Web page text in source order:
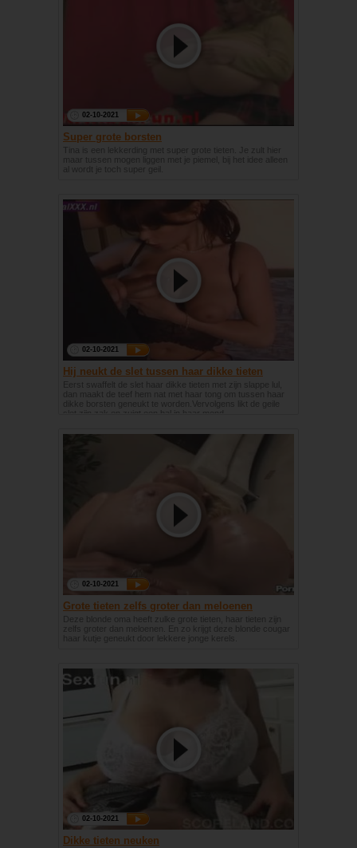
02-10-2021
Super grote borsten
Tina is een lekkerding met super grote tieten. Je zult hier
maar tussen mogen liggen met je piemel, bij het idee alleen
al wordt je toch super geil.
02-10-2021
Hij neukt de slet tussen haar dikke tieten
Eerst swaffelt de slet haar dikke tieten met zijn slappe lul,
dan maakt de teef hem nat met haar tong om tussen haar
02-10-2021
Grote tieten zelfs groter dan meloenen
Deze blonde oma heeft zulke grote tieten, haar tieten zijn
zelfs groter dan meloenen. En zo krijgt deze blonde cougar
haar kutje geneukt door lekkere jonge kerels.
02-10-2021
Dikke tieten neuken